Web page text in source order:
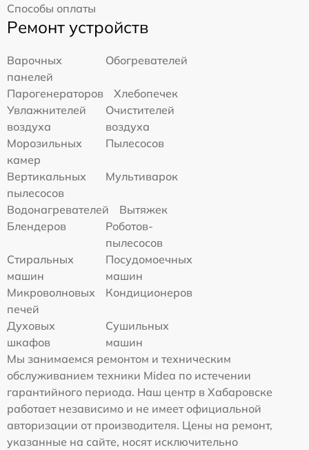
Способы оплаты
Ремонт устройств
Варочных
панелей
Обогревателей
Парогенераторов
Хлебопечек
Увлажнителей
воздуха
Очистителей
воздуха
Морозильных
камер
Пылесосов
Вертикальных
пылесосов
Мультиварок
Водонагревателей
Вытяжек
Блендеров
Роботов-
пылесосов
Стиральных
машин
Посудомоечных
машин
Микроволновых
печей
Кондиционеров
Духовых
шкафов
Сушильных
машин
Мы занимаемся ремонтом и техническим
обслуживанием техники Midea по истечении
гарантийного периода. Наш центр в Хабаровске
работает независимо и не имеет официальной
авторизации от производителя. Цены на ремонт,
указанные на сайте, носят исключительно